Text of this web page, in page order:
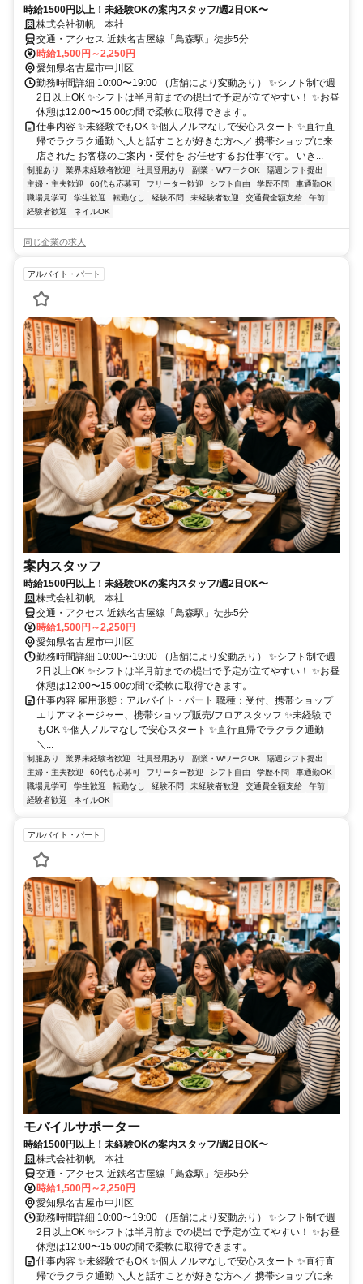
時給1500円以上！未経験OKの案内スタッフ/週2日OK〜
株式会社初帆 本社
交通・アクセス 近鉄名古屋線「鳥森駅」徒歩5分
時給1,500円～2,250円
愛知県名古屋市中川区
勤務時間詳細 10:00〜19:00 （店舗により変動あり） ✨シフト制で週
2日以上OK ✨シフトは半月前までの提出で予定が立てやすい！ ✨お昼
休憩は12:00〜15:00の間で柔軟に取得できます。
仕事内容 ✨未経験でもOK ✨個人ノルマなしで安心スタート ✨直行直
帰でラクラク通勤 ＼人と話すことが好きな方へ／ 携帯ショップに来
店された お客様のご案内・受付を お任せするお仕事です。 いき...
制服あり 業界未経験者歓迎 社員登用あり 副業・WワークOK
隔週シフト提出
主婦・主夫歓迎
60代も応募可 フリーター歓迎 シフト自由 学歴不問
車通勤OK
職場見学可
学生歓迎 転勤なし 経験不問 未経験者歓迎 交通費全額支給
午前
経験者歓迎
ネイルOK
同じ企業の求人
アルバイト・パート
案内スタッフ
時給1500円以上！未経験OKの案内スタッフ/週2日OK〜
株式会社初帆 本社
交通・アクセス 近鉄名古屋線「鳥森駅」徒歩5分
時給1,500円～2,250円
愛知県名古屋市中川区
勤務時間詳細 10:00〜19:00 （店舗により変動あり） ✨シフト制で週
2日以上OK ✨シフトは半月前までの提出で予定が立てやすい！ ✨お昼
休憩は12:00〜15:00の間で柔軟に取得できます。
仕事内容 雇用形態：アルバイト・パート 職種：受付、携帯ショップ
エリアマネージャー、携帯ショップ販売/フロアスタッフ ✨未経験で
もOK ✨個人ノルマなしで安心スタート ✨直行直帰でラクラク通勤
＼...
制服あり 業界未経験者歓迎 社員登用あり 副業・WワークOK
隔週シフト提出
主婦・主夫歓迎
60代も応募可 フリーター歓迎 シフト自由 学歴不問
車通勤OK
職場見学可
学生歓迎 転勤なし 経験不問 未経験者歓迎 交通費全額支給
午前
経験者歓迎
ネイルOK
アルバイト・パート
モバイルサポーター
時給1500円以上！未経験OKの案内スタッフ/週2日OK〜
株式会社初帆 本社
交通・アクセス 近鉄名古屋線「鳥森駅」徒歩5分
時給1,500円～2,250円
愛知県名古屋市中川区
勤務時間詳細 10:00〜19:00 （店舗により変動あり） ✨シフト制で週
2日以上OK ✨シフトは半月前までの提出で予定が立てやすい！ ✨お昼
休憩は12:00〜15:00の間で柔軟に取得できます。
仕事内容 ✨未経験でもOK ✨個人ノルマなしで安心スタート ✨直行直
帰でラクラク通勤 ＼人と話すことが好きな方へ／ 携帯ショップに来